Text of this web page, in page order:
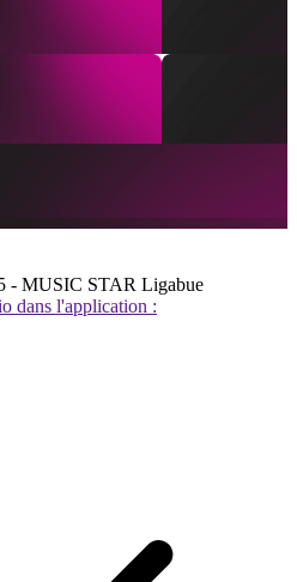
- MUSIC STAR Ligabue
dans l'application :